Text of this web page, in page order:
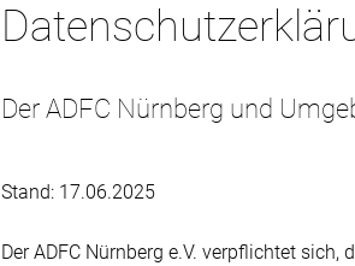
Der ADFC Nürnberg und
Stand: 17.06.2025
Der ADFC Nürnberg e.V. verpflichtet